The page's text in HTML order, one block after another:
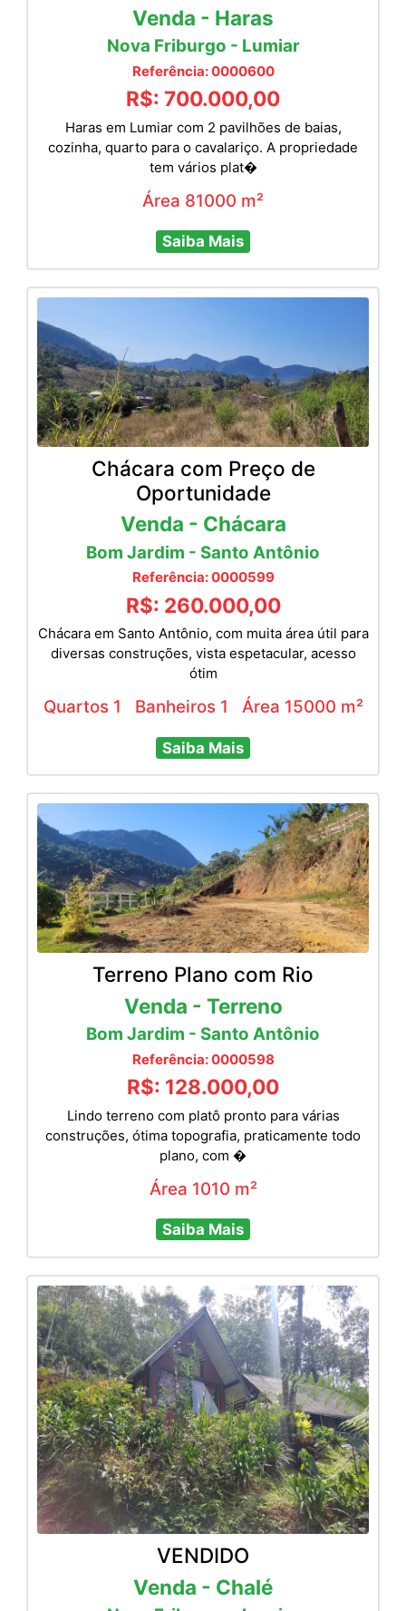
Venda - Haras
Nova Friburgo - Lumiar
Referência: 0000600
R$: 700.000,00
Haras em Lumiar com 2 pavilhões de baias,
cozinha, quarto para o cavalariço. A propriedade
tem vários plat�
Área 81000 m²
Saiba Mais
Chácara com Preço de
Oportunidade
Venda - Chácara
Bom Jardim - Santo Antônio
Referência: 0000599
R$: 260.000,00
Chácara em Santo Antônio, com muita área útil para
diversas construções, vista espetacular, acesso
ótim
Quartos 1 Banheiros 1 Área 15000 m²
Saiba Mais
Terreno Plano com Rio
Venda - Terreno
Bom Jardim - Santo Antônio
Referência: 0000598
R$: 128.000,00
Lindo terreno com platô pronto para várias
construções, ótima topografia, praticamente todo
plano, com �
Área 1010 m²
Saiba Mais
VENDIDO
Venda - Chalé